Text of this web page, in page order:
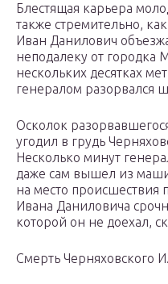
Блестящая карьера
также стремительно,
Иван Данилович
неподалеку от городка
нескольких десятках
генералом разорвался
Осколок
угодил в грудь
Несколько минут
даже сам вышел из
на место происшествия
Ивана Даниловича
которой он не доехал,
Смерть Черняховского